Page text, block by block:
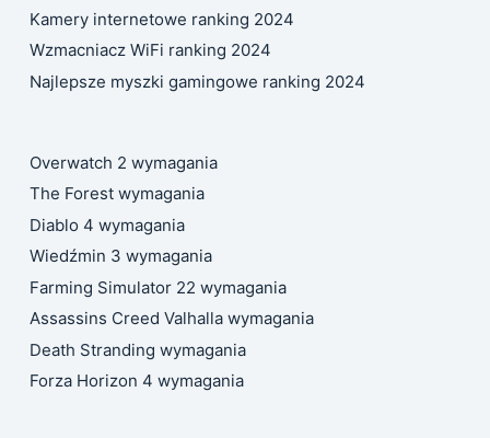
Kamery internetowe ranking 2024
Wzmacniacz WiFi ranking 2024
Najlepsze myszki gamingowe ranking 2024
Overwatch 2 wymagania
The Forest wymagania
Diablo 4 wymagania
Wiedźmin 3 wymagania
Farming Simulator 22 wymagania
Assassins Creed Valhalla wymagania
Death Stranding wymagania
Forza Horizon 4 wymagania